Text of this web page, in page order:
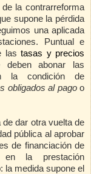
la contrarreforma
supone la pérdida
una aplicada
Puntual e
lastasas y precios
deben abonar las
la condición de
obligados al pagoo
dar otra vuelta de
pública al aprobar
de financiación de
en la prestación
la medida supone el